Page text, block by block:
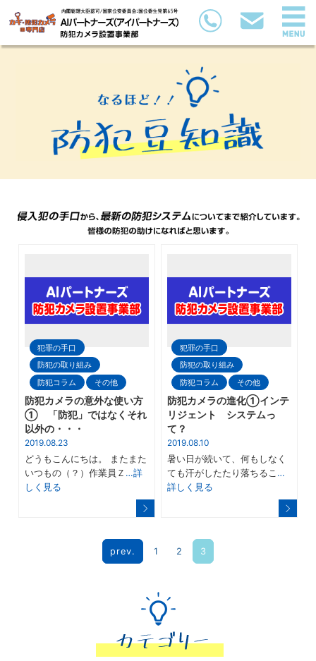
犯罪の手口
防犯の取り組み
防犯コラム
その他
防犯カメラの意外な使い方
① 「防犯」ではなくそれ
以外の・・・
2019.08.23
どうもこんにちは。 またまた
いつもの（？）作業員Ｚ …詳
しく見る
犯罪の手口
防犯の取り組み
防犯コラム
その他
防犯カメラの進化①インテ
リジェント システムっ
て？
2019.08.10
暑い日が続いて、何もしなく
ても汗がしたたり落ちるこ …
詳しく見る
prev. 1 2 3